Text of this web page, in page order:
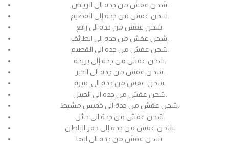
شحن عفش من جده الى الرياض.
شحن عفش من جده إلى القصيم.
شحن عفش من جده الى رابغ.
شحن عفش من جده الى الطائف.
شحن عفش من جده الى القصيم.
شحن عفش من جده إلى بريدة.
شحن عفش من جده الى الخبر.
شحن عفش من جده الى عنيزة.
شحن عفش من جده الى الجبيل.
شحن عفش من جدة الى خميس مشيط.
شحن عفش من جدة الى حائل.
شحن عفش من جده إلى حفر الباطن.
شحن عفش من جده الى ابها.